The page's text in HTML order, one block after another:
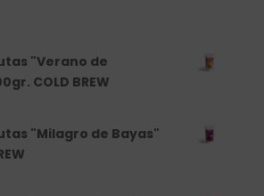
"Verano de
COLD BREW
"Milagro de Bayas"